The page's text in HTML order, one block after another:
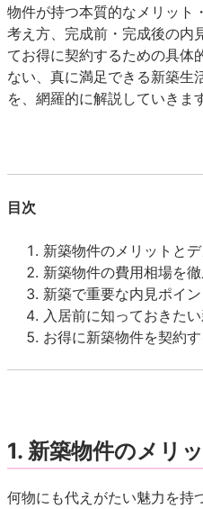
物件が持つ本質的なメリット
考え方、完成前・完成後の内
てお得に契約するための具体
ない、真に満足できる新築生
を、網羅的に解説していきま
目次
新築物件のメリットとデ
新築物件の費用相場を
新築で重要な内見ポイン
入居前に知っておきた
お得に新築物件を契約
1. 新築物件のメリ
何物にも代えがたい魅力を持